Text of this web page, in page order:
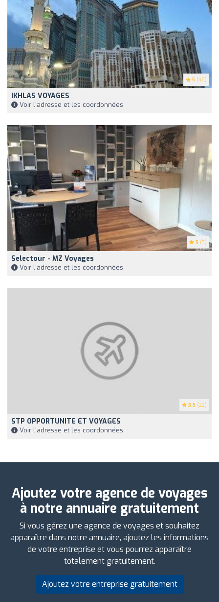
5 (46)
IKHLAS VOYAGES
Voir l'adresse et les coordonnées
5 (3)
Selectour - MZ Voyages
Voir l'adresse et les coordonnées
3.5 (22)
STP OPPORTUNITE ET VOYAGES
Voir l'adresse et les coordonnées
Ajoutez votre agence de voyages
à notre annuaire gratuitement
Si vous gérez une agence de voyages et souhaitez
apparaître dans notre annuaire, ajoutez les informations
de votre entreprise et vous pourrez apparaître
totalement gratuitement.
Ajoutez votre entreprise gratuitement